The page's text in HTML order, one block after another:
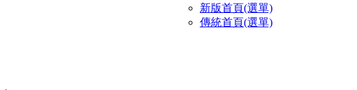
新版首頁(選單)
傳統首頁(選單)